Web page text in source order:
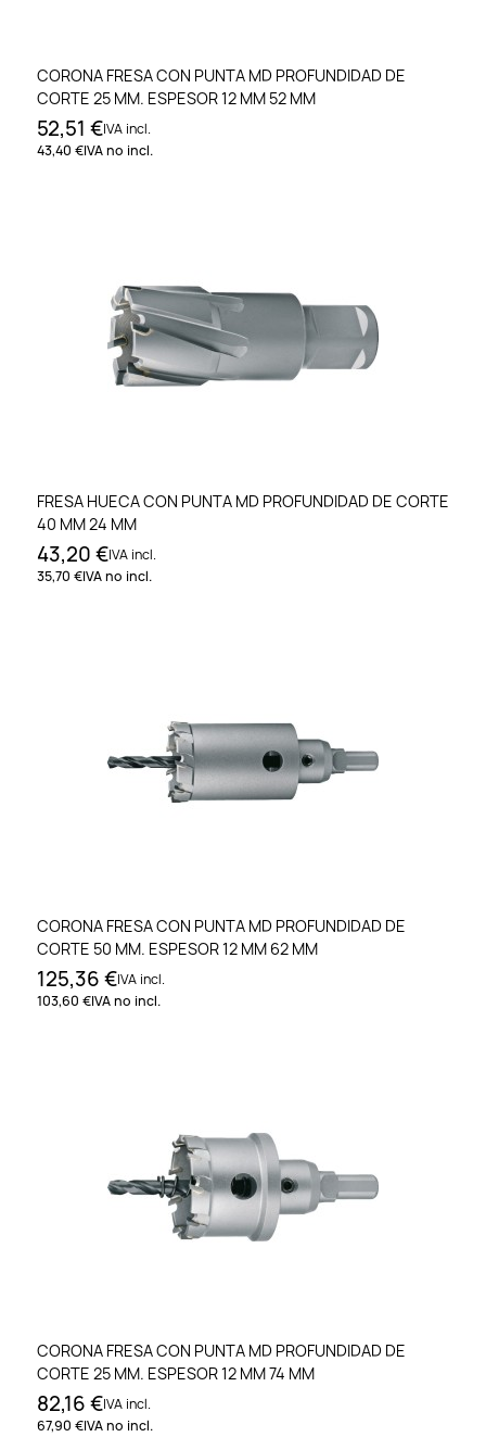
CORONA FRESA CON PUNTA MD PROFUNDIDAD DE
CORTE 25 MM. ESPESOR 12 MM 52 MM
52,51 €IVA incl.
43,40 €IVA no incl.
FRESA HUECA CON PUNTA MD PROFUNDIDAD DE CORTE
40 MM 24 MM
43,20 €IVA incl.
35,70 €IVA no incl.
CORONA FRESA CON PUNTA MD PROFUNDIDAD DE
CORTE 50 MM. ESPESOR 12 MM 62 MM
125,36 €IVA incl.
103,60 €IVA no incl.
CORONA FRESA CON PUNTA MD PROFUNDIDAD DE
CORTE 25 MM. ESPESOR 12 MM 74 MM
82,16 €IVA incl.
67,90 €IVA no incl.